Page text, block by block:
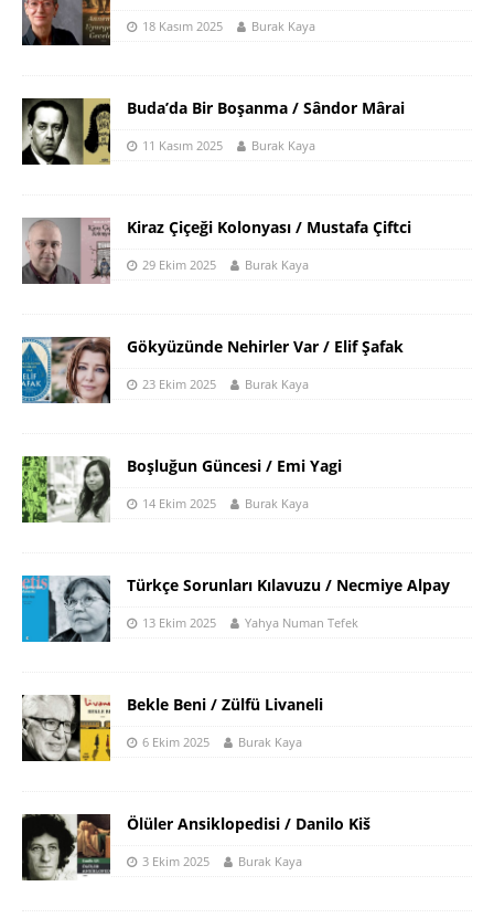
18 Kasım 2025 Burak Kaya
Buda’da Bir Boşanma / Sândor Mârai
11 Kasım 2025 Burak Kaya
Kiraz Çiçeği Kolonyası / Mustafa Çiftci
29 Ekim 2025 Burak Kaya
Gökyüzünde Nehirler Var / Elif Şafak
23 Ekim 2025 Burak Kaya
Boşluğun Güncesi / Emi Yagi
14 Ekim 2025 Burak Kaya
Türkçe Sorunları Kılavuzu / Necmiye Alpay
13 Ekim 2025 Yahya Numan Tefek
Bekle Beni / Zülfü Livaneli
6 Ekim 2025 Burak Kaya
Ölüler Ansiklopedisi / Danilo Kiš
3 Ekim 2025 Burak Kaya